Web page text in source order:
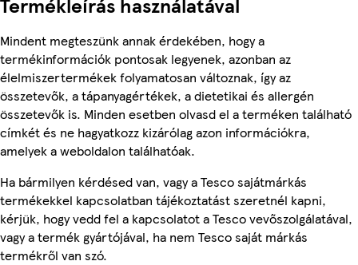
Mindent megteszünk annak érdekében, hogy a
termékinformációk pontosak legyenek, azonban az
élelmiszertermékek folyamatosan változnak, így az
összetevők, a tápanyagértékek, a dietetikai és allergén
összetevők is. Minden esetben olvasd el a terméken található
címkét és ne hagyatkozz kizárólag azon információkra,
amelyek a weboldalon találhatóak.
Ha bármilyen kérdésed van, vagy a Tesco sajátmárkás
termékekkel kapcsolatban tájékoztatást szeretnél kapni,
kérjük, hogy vedd fel a kapcsolatot a Tesco vevőszolgálatával,
vagy a termék gyártójával, ha nem Tesco saját márkás
termékről van szó.